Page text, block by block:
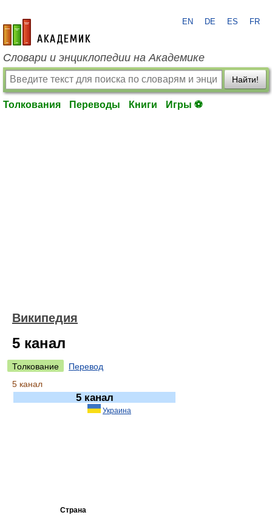
academic.ru
EN DE ES FR
Словари и энциклопедии на Академике
Найти!
Толкования Переводы Книги Игры ⚽
Википедия
5 канал
Толкование
Перевод
5 канал
5 канал
Страна
Украина